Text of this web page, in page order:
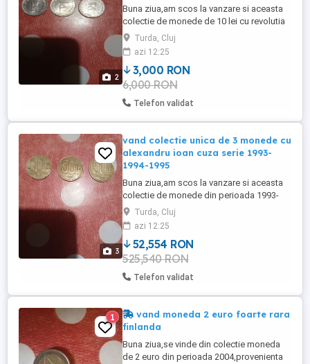
2
Buna ziua,am scos la vanzare si aceasta
colectie de monede de 10 lei cu revolutia
din 1989.Monedele sunt in perfecta stare
fara urma de uzura sau alte
defecte,efectiv cum se vad si in
poze.Pretul este fix,fara negocieri sau
schimburi.Predare personala .cei interesati
ma pot contacta telefonic.
Turda, Cluj
azi 12:25
3,000 RON
6,000 RON
Telefon validat
3
vand colectie unica de 3 monede cu
alexandru ioan cuza serie 1993-
1994-1995
Buna ziua,am scos la vanzare si aceasta
colectie de monede din perioada 1993-
1995.Ce pot spune,sunt monede
rare,destul de greu de gasit mai ales in
aceasta formatie.Dupa cum se poate
observa si din poze monedele poarta
urma timpului,lucru care le face si mai
valoroase.Dar nu sunt deteriorate.Pretul
este ...
Turda, Cluj
azi 12:25
52,554 RON
525,540 RON
Telefon validat
1
vand moneda 2 euro foarte rara
finlanda
Buna ziua,se vinde din colectie moneda
de 2 euro din perioada 2004,provenienta